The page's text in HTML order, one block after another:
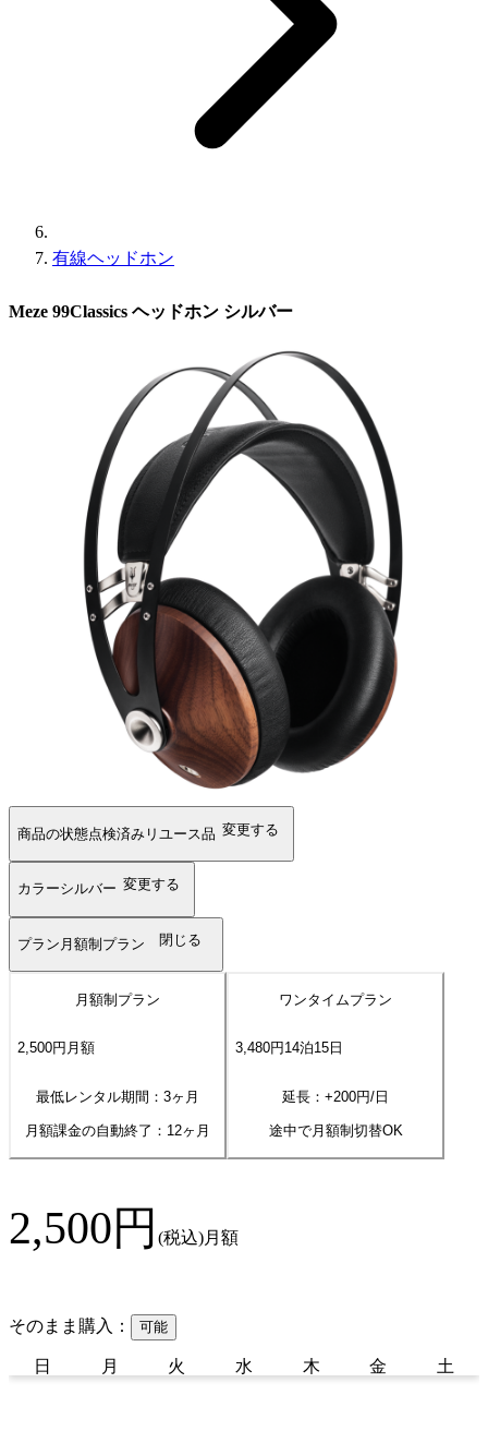
有線ヘッドホン
Meze 99Classics ヘッドホン シルバー
商品の状態点検済みリユース品 変更する
カラーシルバー 変更する
プラン 月額制プラン 閉じる
月額制プラン
2,500円 月額
最低レンタル期間：3ヶ月
月額課金の自動終了： 12ヶ月
ワンタイムプラン
3,480円 14泊15 日
延長：+200円/日
途中で月額制切替OK
2,500円 (税込)月額
そのまま購入： 可能
日 月 火 水 木 金 土